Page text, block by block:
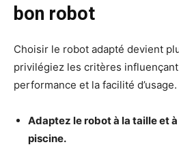
bon robot
Choisir le robot adapté devient
privilégiez les critères
performance et la facilité d’usage.
Adaptez le robot à la taille et
piscine.